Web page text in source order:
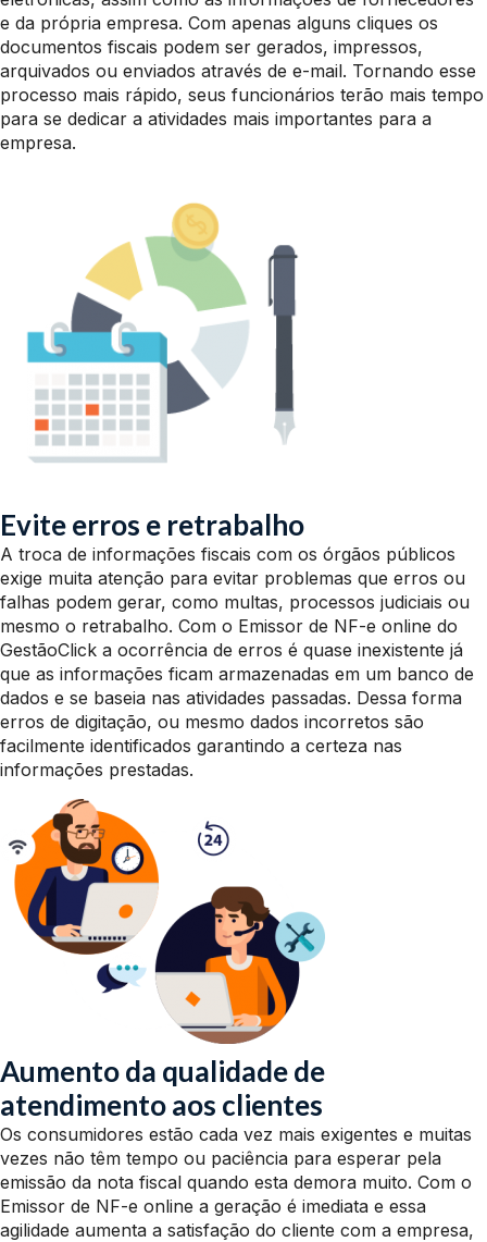
e da própria empresa. Com apenas alguns cliques os
documentos fiscais podem ser gerados, impressos,
arquivados ou enviados através de e-mail. Tornando esse
processo mais rápido, seus funcionários terão mais tempo
para se dedicar a atividades mais importantes para a
empresa.
Evite erros e retrabalho
A troca de informações fiscais com os órgãos públicos
exige muita atenção para evitar problemas que erros ou
falhas podem gerar, como multas, processos judiciais ou
mesmo o retrabalho. Com o Emissor de NF-e online do
GestãoClick a ocorrência de erros é quase inexistente já
que as informações ficam armazenadas em um banco de
dados e se baseia nas atividades passadas. Dessa forma
erros de digitação, ou mesmo dados incorretos são
facilmente identificados garantindo a certeza nas
informações prestadas.
Aumento da qualidade de
atendimento aos clientes
Os consumidores estão cada vez mais exigentes e muitas
vezes não têm tempo ou paciência para esperar pela
emissão da nota fiscal quando esta demora muito. Com o
Emissor de NF-e online a geração é imediata e essa
agilidade aumenta a satisfação do cliente com a empresa,